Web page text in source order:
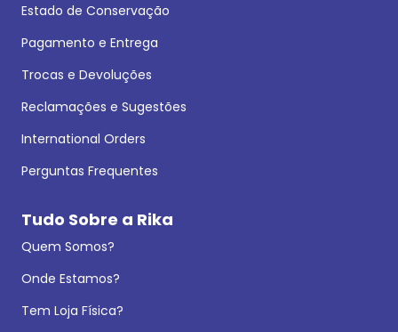
Estado de Conservação
Pagamento e Entrega
Trocas e Devoluções
Reclamações e Sugestões
International Orders
Perguntas Frequentes
Tudo Sobre a Rika
Quem Somos?
Onde Estamos?
Tem Loja Física?